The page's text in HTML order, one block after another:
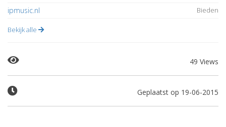
ipmusic.nl Bieden
Bekijk alle
49 Views
Geplaatst op 19-06-2015